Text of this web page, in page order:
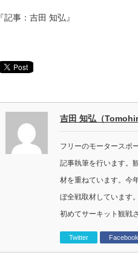
『記事：吉田 知弘』
吉田 知弘（
フリーのモータースポ
記事執筆を行います。
材を重ねています。今
ぼ全戦取材しています。
初めてサーキット観戦
Twitter Facebook